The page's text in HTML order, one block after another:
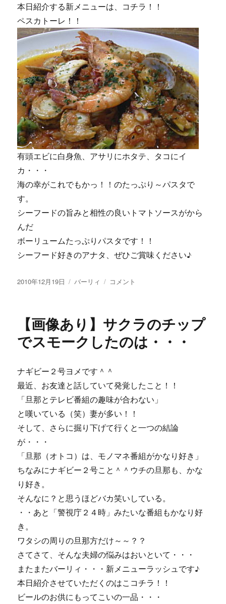
日
に
本日紹介する新メニューは、コチラ！！
ペスカトーレ！！
有頭エビに白身魚、アサリにホタテ、タコにイ
カ・・・
海の幸がこれでもかっ！！のたっぷり～パスタで
す。
シーフードの旨みと相性の良いトマトソースがから
んだ
ボーリュームたっぷりパスタです！！
シーフード好きのアナタ、ぜひご賞味ください♪
投
2010年12月19日
カ
ー
バーリィ
【画
パ
ス
タ
＾
＾？
ペ
ス
カ
レ
参
に
コメント
【画像あり】サクラのチップ
でスモークしたのは・・・
ナギビー２号ヨメです＾＾
最近、お友達と話していて発覚したこと！！
「旦那とテレビ番組の趣味が合わない」
と嘆いている（笑）妻が多い！！
そして、さらに掘り下げて行くと一つの結論
が・・・
「旦那（オトコ）は、モノマネ番組がかなり好き」
ちなみにナギビー２号こと＾＾ウチの旦那も、かな
り好き。
そんなに？と思うほどバカ笑いしている。
・・あと「警視庁２４時」みたいな番組もかなり好
き。
ワタシの周りの旦那方だけ～～？？
さてさて、そんな夫婦の悩みはおいといて・・・
またまたバーリィ・・・新メニューラッシュです♪
本日紹介させていただくのはこコチラ！！
ビールのお供にもってこいの一品・・・